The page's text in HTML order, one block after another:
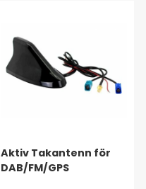
Aktiv Takantenn för
DAB/FM/GPS